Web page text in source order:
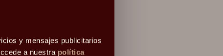
y mensajes publicitarios
a nuestra política